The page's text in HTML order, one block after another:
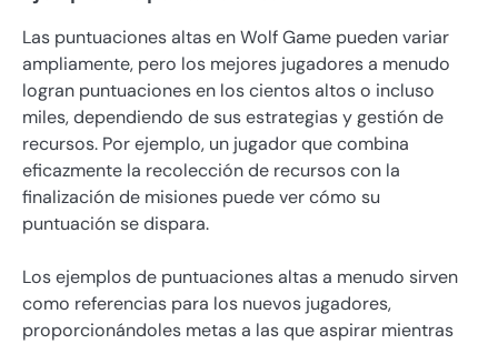
Las puntuaciones altas en Wolf Game pueden variar
ampliamente, pero los mejores jugadores a menudo
logran puntuaciones en los cientos altos o incluso
miles, dependiendo de sus estrategias y gestión de
recursos. Por ejemplo, un jugador que combina
eficazmente la recolección de recursos con la
finalización de misiones puede ver cómo su
puntuación se dispara.
Los ejemplos de puntuaciones altas a menudo sirven
como referencias para los nuevos jugadores,
proporcionándoles metas a las que aspirar mientras